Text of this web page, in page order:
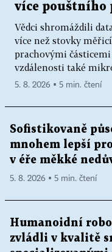
více pouštního
Vědci shromáždili
více než stovky
prachovými
vzdálenosti také
5. 8. 2026 ▪ 5 min. čtení
Sofistikovaně
mnohem lepší
v éře měkké
5. 8. 2026 ▪ 5 min. čtení
Humanoidní
zvládli v kvalitě